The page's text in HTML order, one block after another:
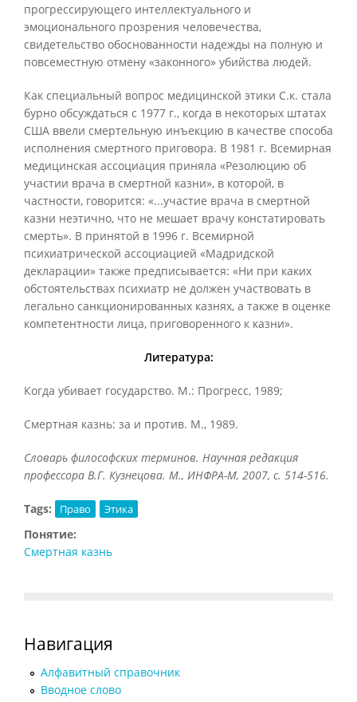
прогрессирующего интеллектуального и
эмоционального прозрения человечества,
свидетельство обоснованности надежды на полную и
повсеместную отмену «законного» убийства людей.
Как специальный вопрос медицинской этики С.к. стала
бурно обсуждаться с 1977 г., когда в некоторых штатах
США ввели смертельную инъекцию в качестве способа
исполнения смертного приговора. В 1981 г. Всемирная
медицинская ассоциация приняла «Резолюцию об
участии врача в смертной казни», в которой, в
частности, говорится: «...участие врача в смертной
казни неэтично, что не мешает врачу констатировать
смерть». В принятой в 1996 г. Всемирной
психиатрической ассоциацией «Мадридской
декларации» также предписывается: «Ни при каких
обстоятельствах психиатр не должен участвовать в
легально санкционированных казнях, а также в оценке
компетентности лица, приговоренного к казни».
Литература:
Когда убивает государство. М.: Прогресс, 1989;
Смертная казнь: за и против. М., 1989.
Словарь философских терминов. Научная редакция
профессора В.Г. Кузнецова. М., ИНФРА-М, 2007, с. 514-516.
Tags: Право Этика
Понятие:
Смертная казнь
Навигация
Алфавитный справочник
Вводное слово